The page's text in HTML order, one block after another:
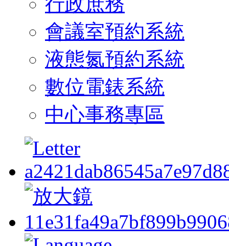
會議室預約系統
液態氮預約系統
數位電錶系統
中心事務專區